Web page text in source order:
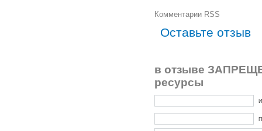
Комментарии RSS
Оставьте отзыв
в отзыве
ресурсы